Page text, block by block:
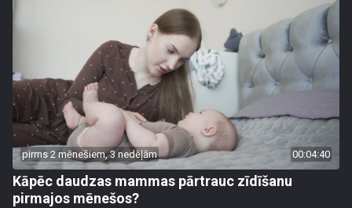
pirms 2 mēnešiem, 3 nedēļām 00:04:40
Kāpēc daudzas mammas pārtrauc zīdīšanu
pirmajos mēnešos?